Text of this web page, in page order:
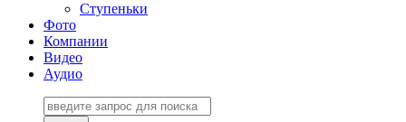
Ступеньки
Фото
Компании
Видео
Аудио